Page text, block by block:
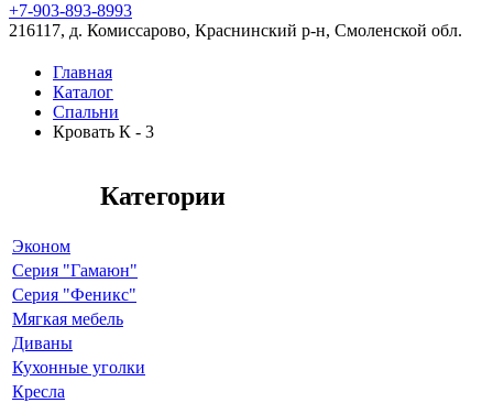
+7-903-893-8993
216117, д. Комиссарово, Краснинский р-н, Смоленской обл.
Главная
Каталог
Спальни
Кровать К - 3
Категории
Эконом
Серия "Гамаюн"
Серия "Феникс"
Мягкая мебель
Диваны
Кухонные уголки
Кресла